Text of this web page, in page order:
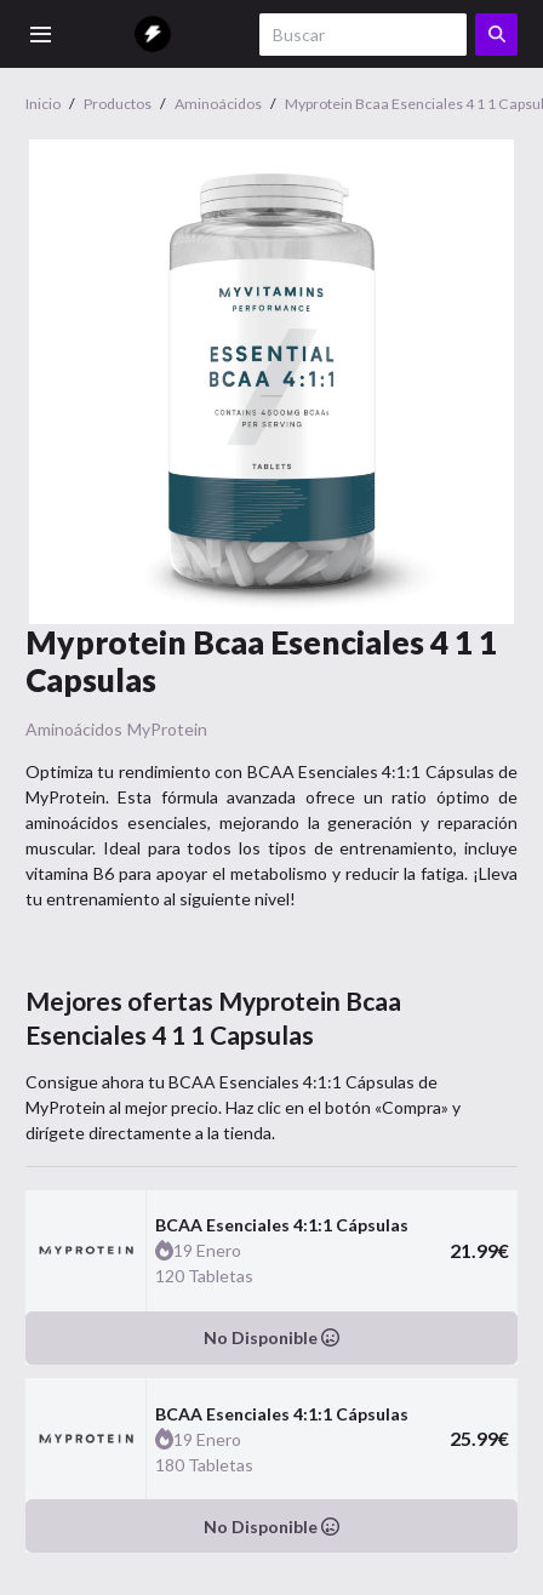
Inicio / Productos / Aminoácidos / Myprotein Bcaa Esenciales 4 1 1
Myprotein Bcaa Esenciales 4 1 1
Capsulas
Aminoácidos MyProtein
Optimiza tu rendimiento con BCAA Esenciales 4:1:1 Cápsulas de
MyProtein. Esta fórmula avanzada ofrece un ratio óptimo de
aminoácidos esenciales, mejorando la generación y reparación
muscular. Ideal para todos los tipos de entrenamiento, incluye
vitamina B6 para apoyar el metabolismo y reducir la fatiga. ¡Lleva
tu entrenamiento al siguiente nivel!
Mejores ofertas Myprotein Bcaa
Esenciales 4 1 1 Capsulas
Consigue ahora tu BCAA Esenciales 4:1:1 Cápsulas de
MyProtein al mejor precio. Haz clic en el botón «Compra» y
dirígete directamente a la tienda.
BCAA Esenciales 4:1:1 Cápsulas
19 Enero
120 Tabletas
21.99€
No Disponible
BCAA Esenciales 4:1:1 Cápsulas
19 Enero
180 Tabletas
25.99€
No Disponible